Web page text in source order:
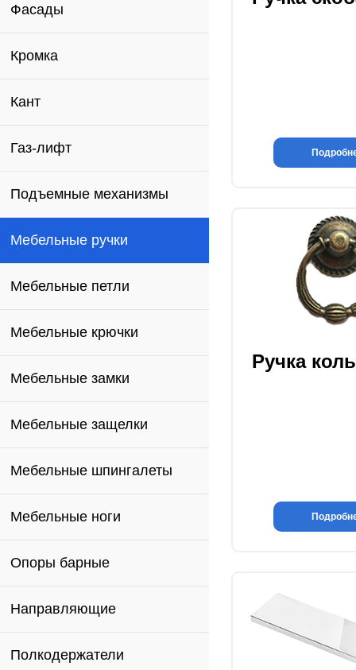
Фасады
Кромка
Кант
Газ-лифт
Подъемные механизмы
Мебельные ручки
Мебельные петли
Мебельные крючки
Мебельные замки
Мебельные защелки
Мебельные шпингалеты
Мебельные ноги
Опоры барные
Направляющие
Полкодержатели
Ручка